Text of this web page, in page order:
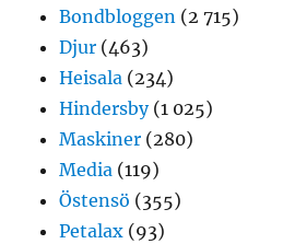
Bondbloggen (2 715)
Djur (463)
Heisala (234)
Hindersby(1 025)
Maskiner (280)
Media (119)
Östensö (355)
Petalax (93)